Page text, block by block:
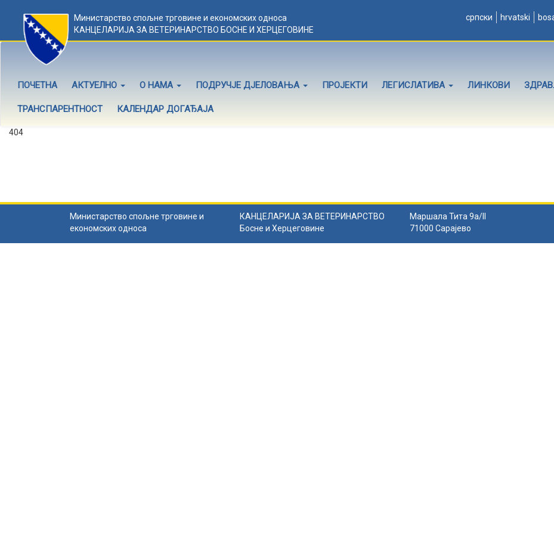
Министарство спољне трговине и економских односа
КАНЦЕЛАРИЈА ЗА ВЕТЕРИНАРСТВО БОСНЕ И ХЕРЦЕГОВИНЕ
српски hrvatski
ПОЧЕТНА АКТУЕЛНО О НАМА ПОДРУЧЈЕ ДЈЕЛОВАЊА ПРОЈЕКТИ ЛЕГИСЛАТИВА ЛИНКОВИ
ТРАНСПАРЕНТНОСТ КАЛЕНДАР ДОГАЂАЈА
404
Министарство спољне трговине и
економских односа
КАНЦЕЛАРИЈА ЗА ВЕТЕРИНАРСТВО
Босне и Херцеговине
Маршала Тита 9а/II
71000 Сарајево